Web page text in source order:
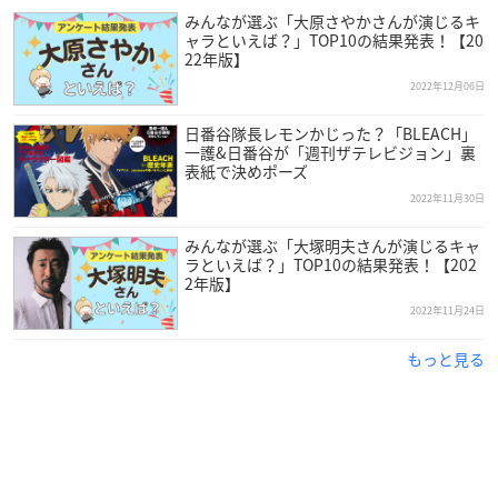
みんなが選ぶ「大原さやかさんが演じるキ
ャラといえば？」TOP10の結果発表！【20
22年版】
2022年12月06日
日番谷隊長レモンかじった？「BLEACH」
一護&日番谷が「週刊ザテレビジョン」裏
表紙で決めポーズ
2022年11月30日
みんなが選ぶ「大塚明夫さんが演じるキャ
ラといえば？」TOP10の結果発表！【202
2年版】
2022年11月24日
もっと見る